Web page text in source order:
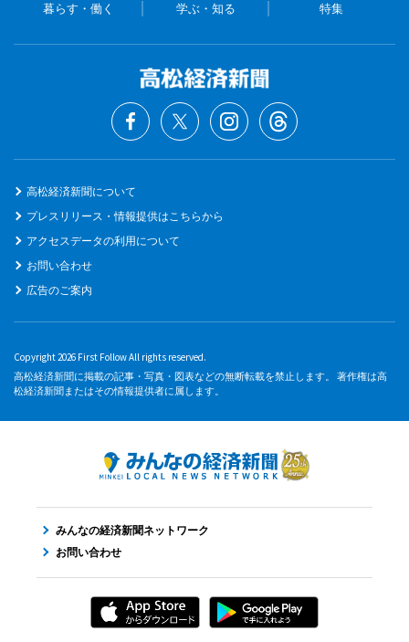
暮らす・働く 学ぶ・知る 特集
高松経済新聞について
プレスリリース・情報提供はこちらから
アクセスデータの利用について
お問い合わせ
広告のご案内
Copyright 2026 First Follow All rights reserved.
高松経済新聞に掲載の記事・写真・図表などの無断転載を禁止します。 著作権は高
松経済新聞またはその情報提供者に属します。
みんなの経済新聞ネットワーク
お問い合わせ